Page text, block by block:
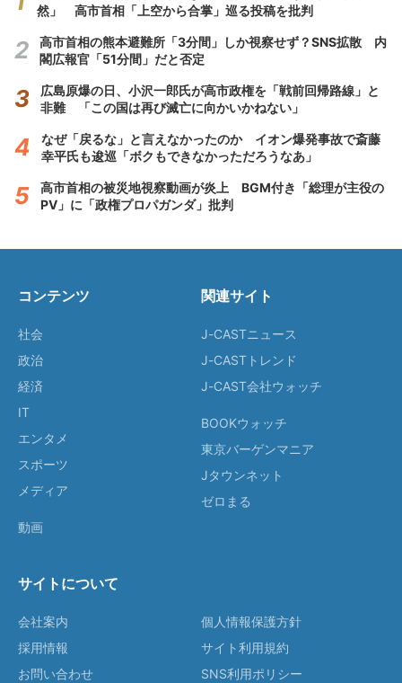
然」 高市首相「上空から合掌」巡る投稿を批判
高市首相の熊本避難所「3分間」しか視察せず？SNS拡散 内
閣広報官「51分間」だと否定
広島原爆の日、小沢一郎氏が高市政権を「戦前回帰路線」と
非難 「この国は再び滅亡に向かいかねない」
なぜ「戻るな」と言えなかったのか イオン爆発事故で斎藤
幸平氏も逡巡「ボクもできなかっただろうなあ」
高市首相の被災地視察動画が炎上 BGM付き「総理が主役の
PV」に「政権プロパガンダ」批判
コンテンツ
社会
政治
経済
IT
エンタメ
スポーツ
メディア
動画
関連サイト
J-CASTニュース
J-CASTトレンド
J-CAST会社ウォッチ
BOOKウォッチ
東京バーゲンマニア
Jタウンネット
ゼロまる
サイトについて
会社案内
採用情報
お問い合わせ
個人情報保護方針
サイト利用規約
SNS利用ポリシー